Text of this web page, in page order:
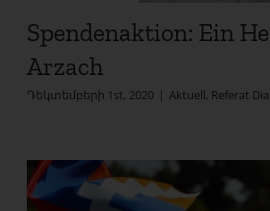
Spendenaktion: Ein
Arzach
Դեկտեմբերի 1st, 2020 | Aktuell, Referat